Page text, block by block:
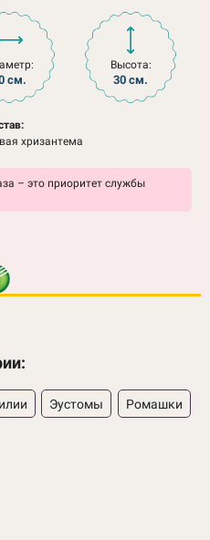
см.
Высота:
30 см.
хризантема
– это приоритет службы
Эустомы Ромашки